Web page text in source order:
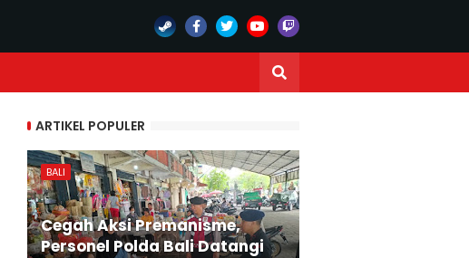
ARTIKEL POPULER
BALI
Cegah Aksi Premanisme,
Personel Polda Bali Datangi